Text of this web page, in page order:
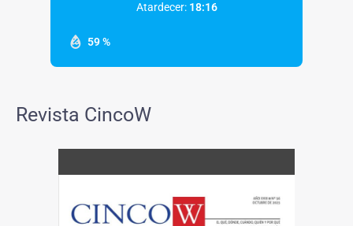
59 %
Atardecer: 18:16
Revista CincoW